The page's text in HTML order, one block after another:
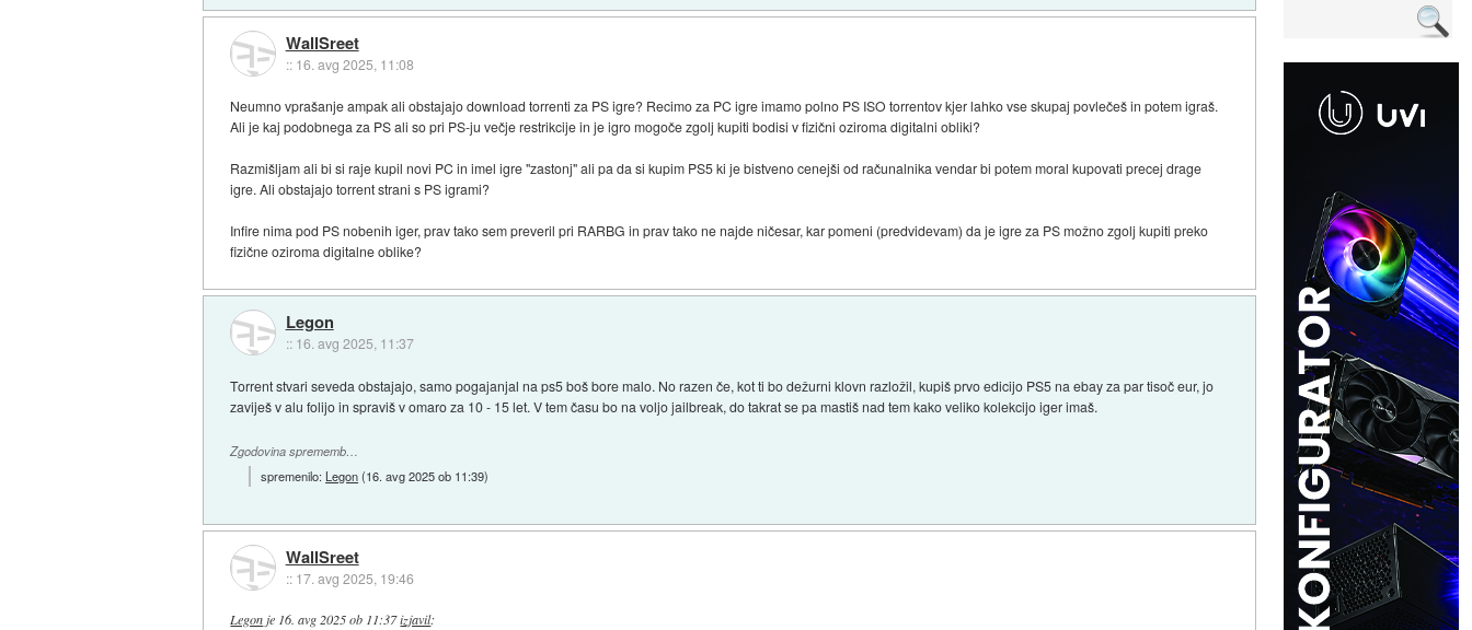
WallSreet
:: 16. avg 2025, 11:08
Neumno vprašanje ampak ali obstajajo download torrenti za PS igre? Recimo za PC igre imamo polno PS ISO torrentov kjer lahko vse skupaj povlečeš in potem igraš.
Ali je kaj podobnega za PS ali so pri PS-ju večje restrikcije in je igro mogoče zgolj kupiti bodisi v fizični oziroma digitalni obliki?
Razmišljam ali bi si raje kupil novi PC in imel igre "zastonj" ali pa da si kupim PS5 ki je bistveno cenejši od računalnika vendar bi potem moral kupovati precej drage
igre. Ali obstajajo torrent strani s PS igrami?
Infire nima pod PS nobenih iger, prav tako sem preveril pri RARBG in prav tako ne najde ničesar, kar pomeni (predvidevam) da je igre za PS možno zgolj kupiti preko
fizične oziroma digitalne oblike?
Legon
:: 16. avg 2025, 11:37
Torrent stvari seveda obstajajo, samo pogajanjal na ps5 boš bore malo. No razen če, kot ti bo dežurni klovn razložil, kupiš prvo edicijo PS5 na ebay za par tisoč eur, jo
zaviješ v alu folijo in spraviš v omaro za 10 - 15 let. V tem času bo na voljo jailbreak, do takrat se pa mastiš nad tem kako veliko kolekcijo iger imaš.
Zgodovina sprememb…
spremenilo:Legon(16. avg 2025 ob 11:39)
WallSreet
:: 17. avg 2025, 19:46
Legonje 16. avg 2025 ob 11:37izjavil: